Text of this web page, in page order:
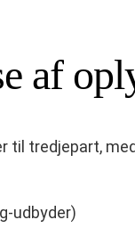
af
til tredjepart,
udbyder)